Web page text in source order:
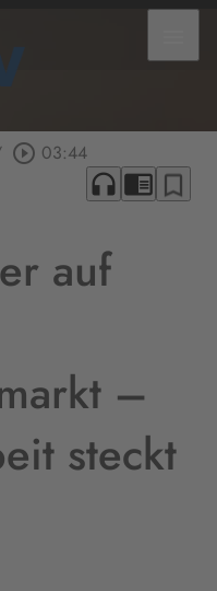
play_circle_outline 03:44
headphones chrome_reader_mode bookmark_border
auf
–
steckt